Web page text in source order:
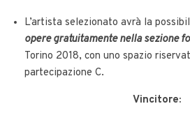
L’artista selezionato avrà la
opere gratuitamente nella sezione
Torino 2018, con uno spazio
partecipazione C.
Vincitore: